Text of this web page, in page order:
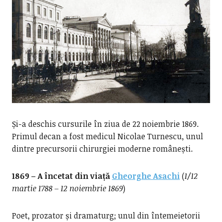
Și-a deschis cursurile în ziua de 22 noiembrie 1869.
Primul decan a fost medicul Nicolae Turnescu, unul
dintre precursorii chirurgiei moderne românești.
1869 – A încetat din viață Gheorghe Asachi(1/12
martie 1788 – 12 noiembrie 1869)
Poet, prozator și dramaturg; unul din întemeietorii